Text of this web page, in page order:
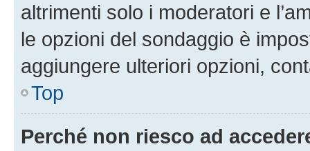
altrimenti solo i moderatori e
le opzioni del sondaggio è
aggiungere ulteriori opzioni,
Top
Perché non riesco ad